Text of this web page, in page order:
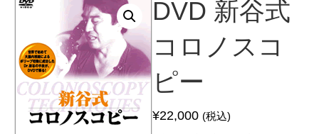
DVD 新谷式
コロノスコ
ピー
¥22,000 (税込)